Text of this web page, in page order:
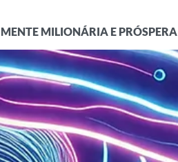
MILIONÁRIA E PRÓSPERA